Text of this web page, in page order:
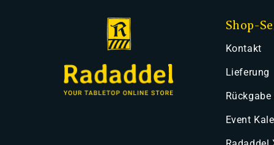
Shop-
Kontakt
Lieferung
Event